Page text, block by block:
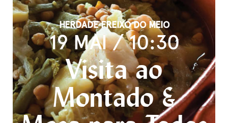
HERDADE FREIXO DO MEIO
19 MAI / 10:30
Visita ao
Montado &